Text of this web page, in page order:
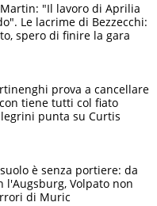
"Il lavoro di Aprilia
Le lacrime di Bezzecchi:
spero di finire la gara
prova a cancellare
tiene tutti col fiato
punta su Curtis
è senza portiere: da
l'Augsburg, Volpato non
di Muric